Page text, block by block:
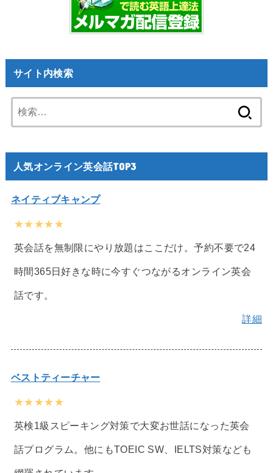
サイト内検索
索:
人気オンライン英会話TOP3
ネイティブキャンプ
★★★★★
英会話を無制限にやり放題はここだけ。予約不要で24
時間365日好きな時に今すぐつながるオンライン英会
話です。
詳細
ベストティーチャー
★★★★★
英検1級スピーキング対策で大変お世話になった英会
話プログラム。他にもTOEIC SW、IELTS対策なども